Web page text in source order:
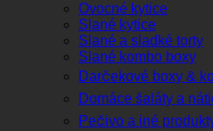
Ovocné kytice
Slané kytice
Slané a sladké torty
Slané kombo boxy
Darčekové boxy &
Domáce šaláty a
Pečivo a iné